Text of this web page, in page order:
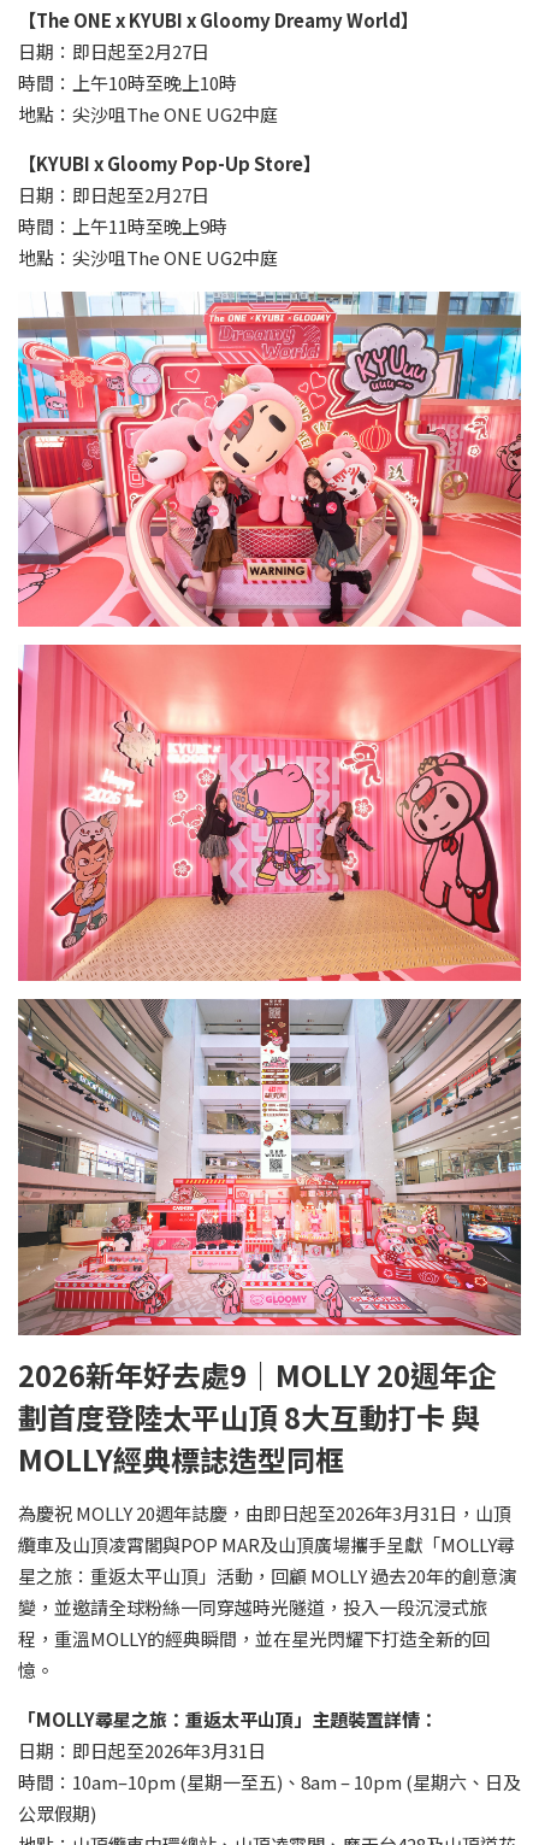
【The ONE x KYUBI x Gloomy Dreamy World】
日期：即日起至2月27日
時間：上午10時至晚上10時
地點：尖沙咀The ONE UG2中庭
【KYUBI x Gloomy Pop-Up Store】
日期：即日起至2月27日
時間：上午11時至晚上9時
地點：尖沙咀The ONE UG2中庭
2026新年好去處9｜ MOLLY 20週年企
劃首度登陸太平山頂8大互動打卡與
MOLLY經典標誌造型同框
為慶祝 MOLLY 20週年誌慶，由即日起至2026年3月31日，山頂
纜車及山頂凌霄閣與POP MAR及山頂廣場攜手呈獻「MOLLY尋
星之旅：重返太平山頂」活動，回顧 MOLLY 過去20年的創意演
變，並邀請全球粉絲一同穿越時光隧道，投入一段沉浸式旅
程，重溫MOLLY的經典瞬間，並在星光閃耀下打造全新的回
憶。
「MOLLY尋星之旅：重返太平山頂」主題裝置詳情：
日期：即日起至2026年3月31日
時間：10am–10pm (星期一至五)、8am – 10pm (星期六、日及
公眾假期)